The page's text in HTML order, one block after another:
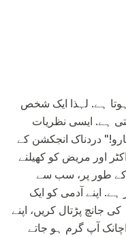
ہے. لہذا ایک شخص
ہے. ایسی نظریات
دردناک انجکشن کے
اور مریض کو کھیلنے
طور پر، سب سے
ہے. اپنے آدمی کو ایک
جانچ پڑتال کریں، اپنے
آپ گرم ہو جاتے